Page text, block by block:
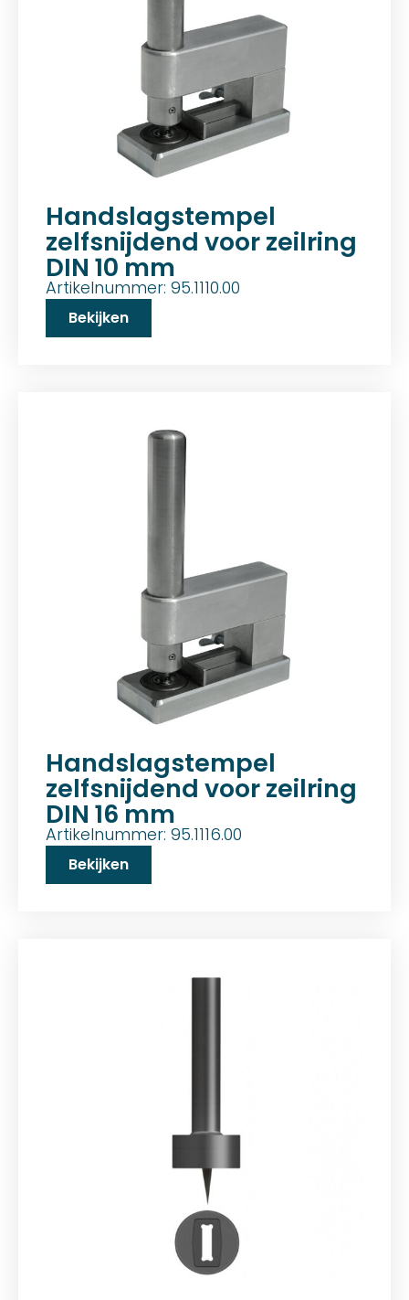
Handslagstempel
zelfsnijdend voor zeilring
DIN 10 mm
Artikelnummer: 95.1110.00
Bekijken
Handslagstempel
zelfsnijdend voor zeilring
DIN 16 mm
Artikelnummer: 95.1116.00
Bekijken